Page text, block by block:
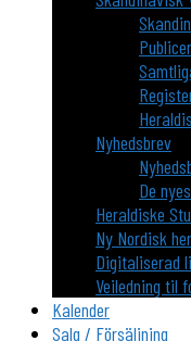
Nyhedsbrev
De
Heraldiske
Ny Nordisk
Digitaliserad
Veiledning til
Kalender
Salg / Försäljning